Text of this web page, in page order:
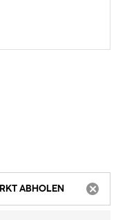
ABHOLEN